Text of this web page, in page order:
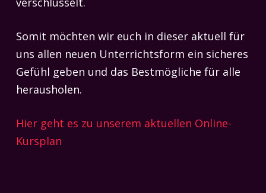
Somit möchten wir euch in dieser aktuell für
uns allen neuen Unterrichtsform ein sicheres
Gefühl geben und das Bestmögliche für alle
herausholen.
Hier geht es zu unserem aktuellen Online-
Kursplan